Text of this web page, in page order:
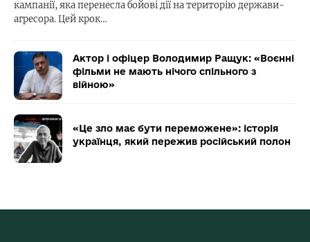
кампанії, яка перенесла бойові дії на територію держави-
агресора. Цей крок…
Актор і офіцер Володимир Ращук: «Воєнні
фільми не мають нічого спільного з
війною»
«Це зло має бути переможене»: історія
українця, який пережив російський полон